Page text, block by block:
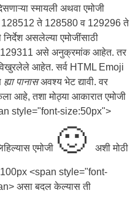
स्मायली अथवा एमोजी
128512 ते 128580 व 129296 ते
असलेल्या एमोजींसाठी
असे अनुक्रमांक आहेत. तर
आहेत. सर्व HTML Emoji
ह्या पानासअवश्य भेट द्यावी. वर
आहे, तशा मोठ्या आकारात एमोजी
style="font-size:50px">
एमोजी 🙂अशी मोठी
100px <span style="font-
असा बदल केल्यास ती